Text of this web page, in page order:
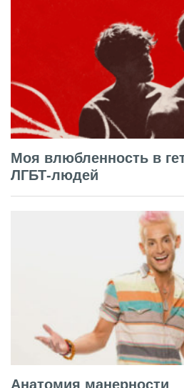
Моя влюбленность в
ЛГБТ-людей
Анатомия манерности